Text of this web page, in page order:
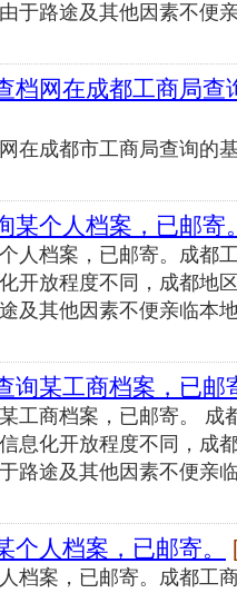
于路途及其他因素不便
档网在成都工商局查
在成都市工商局查询的
某个人档案，已邮寄
人档案，已邮寄。成都
开放程度不同，成都地
及其他因素不便亲临本
询某工商档案，已
工商档案，已邮寄。 成
息化开放程度不同，成
路途及其他因素不便亲
人档案，已邮寄。
档案，已邮寄。成都工